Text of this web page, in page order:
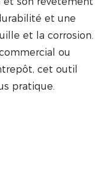
et une
et la corrosion.
ou
cet outil
pratique.